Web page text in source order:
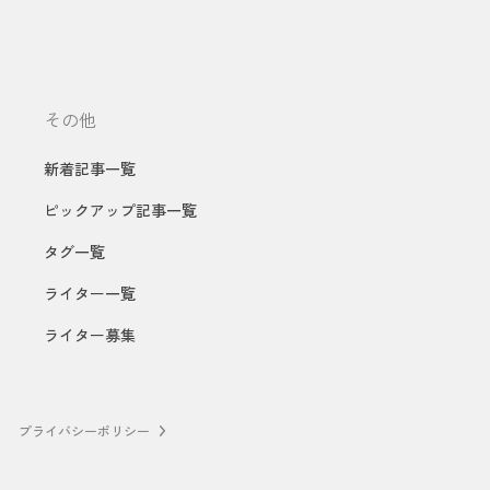
その他
新着記事一覧
ピックアップ記事一覧
タグ一覧
ライター一覧
ライター募集
プライバシーポリシー